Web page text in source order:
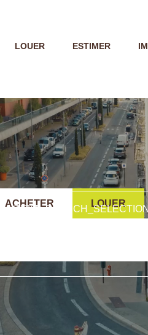
LOUER ESTIMER
ACHETER LOUER